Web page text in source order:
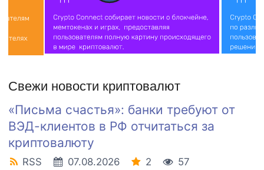
Свежи новости криптовалют
«Письма счастья»: банки требуют от
ВЭД-клиентов в РФ отчитаться за
криптовалюту
RSS 07.08.2026 2
57